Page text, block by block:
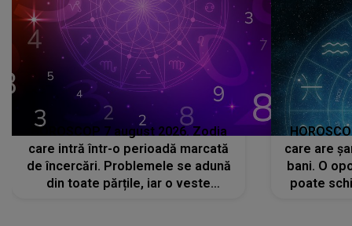
HOROSCOP 7 august 2026. Zodia
care intră într-o perioadă marcată
de încercări. Problemele se adună
din toate părțile, iar o veste
care are
bani. O
poate